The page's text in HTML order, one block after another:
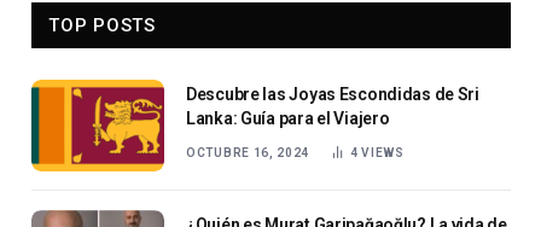
TOP POSTS
Descubre las Joyas Escondidas de Sri
Lanka: Guía para el Viajero
OCTUBRE 16, 2024 4VIEWS